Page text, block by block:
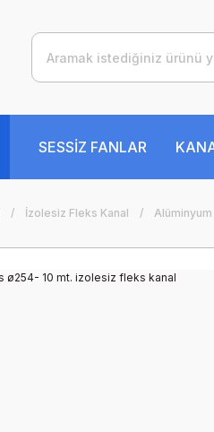
SESSİZ FANLAR
İzolesiz Fleks Kanal Alüminyum